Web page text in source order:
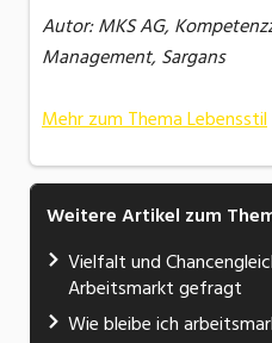
Autor: MKS AG,
Management, Sargans
Mehr zum Thema Lebensstil
Weitere Artikel zum
Vielfalt und
Arbeitsmarkt gefragt
Wie bleibe ich